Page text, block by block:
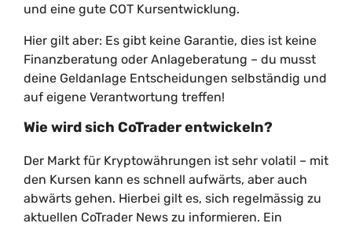
und eine gute COT Kursentwicklung.
Hier gilt aber: Es gibt keine Garantie, dies ist keine
Finanzberatung oder Anlageberatung – du musst
deine Geldanlage Entscheidungen selbständig und
auf eigene Verantwortung treffen!
Wie wird sich CoTrader entwickeln?
Der Markt für Kryptowährungen ist sehr volatil – mit
den Kursen kann es schnell aufwärts, aber auch
abwärts gehen. Hierbei gilt es, sich regelmässig zu
aktuellen CoTrader News zu informieren. Ein